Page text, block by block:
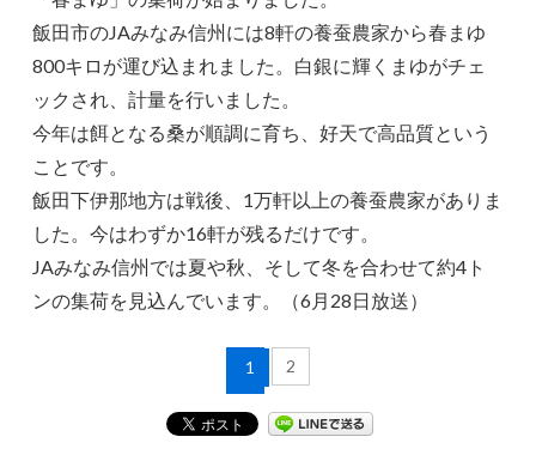
飯田市のJAみなみ信州には8軒の養蚕農家から春まゆ
800キロが運び込まれました。白銀に輝くまゆがチェ
ックされ、計量を行いました。
今年は餌となる桑が順調に育ち、好天で高品質という
ことです。
飯田下伊那地方は戦後、1万軒以上の養蚕農家がありま
した。今はわずか16軒が残るだけです。
JAみなみ信州では夏や秋、そして冬を合わせて約4ト
ンの集荷を見込んでいます。（6月28日放送）
1 2